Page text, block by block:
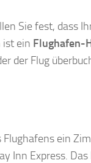
Sie fest, dass
ist ein Flughafen-
der Flug
ein
Inn Express.